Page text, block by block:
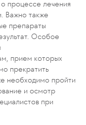
процессе лечения
Важно также
препараты
Особое
прием которых
прекратить
необходимо пройти
и осмотр
при